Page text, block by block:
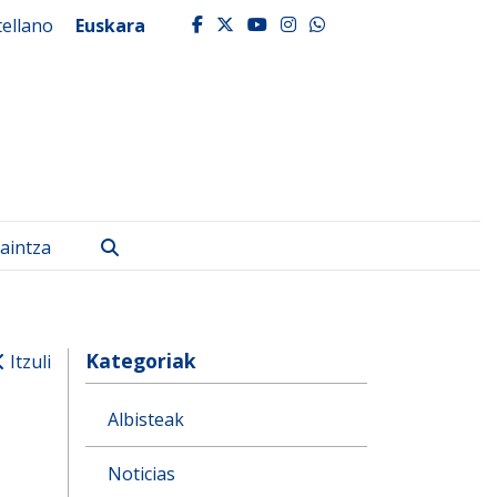
Euskara facebook
twitter
youtube
instagram
whatsapp
Itzuli Kategoriak
Albisteak
Noticias